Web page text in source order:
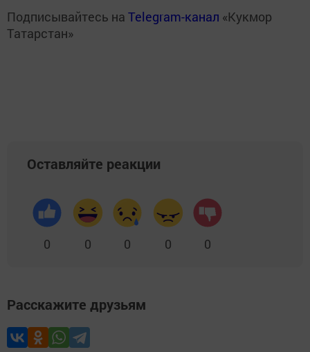
Подписывайтесь на Telegram-канал «Кукмор
Татарстан»
Оставляйте реакции
0 0 0 0 0
Расскажите друзьям